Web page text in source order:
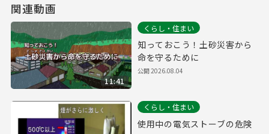
関連動画
11:41
くらし・住まい
知っておこう！土砂災害から
命を守るために
公開2026.08.04
くらし・住まい
使用中の電気ストーブの危険